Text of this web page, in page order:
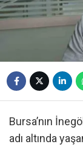
Bursa’nın
adı altında